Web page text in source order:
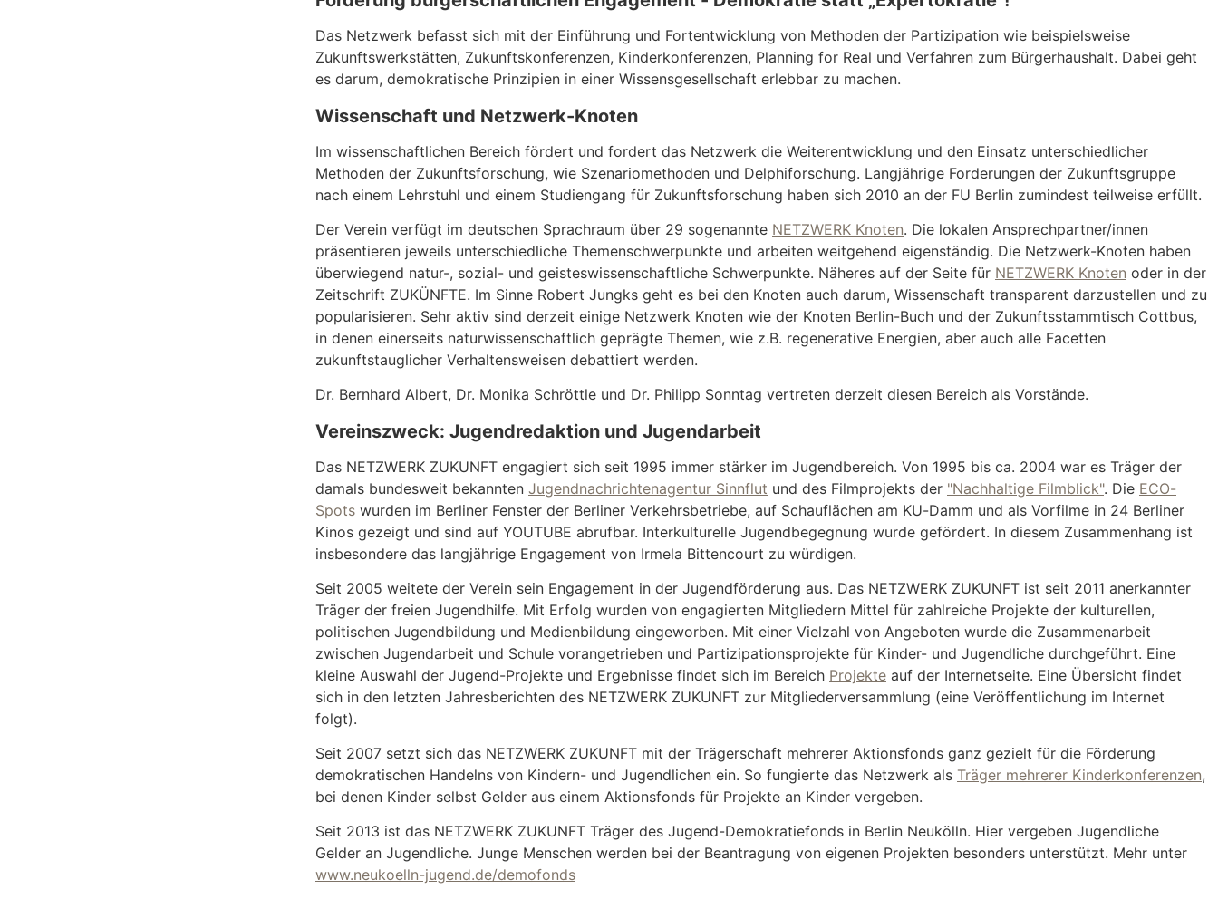
Das Netzwerk befasst sich mit der Einführung und Fortentwicklung von Methoden der Partizipation wie beispielsweise
Zukunftswerkstätten, Zukunftskonferenzen, Kinderkonferenzen, Planning for Real und Verfahren zum Bürgerhaushalt. Dabei geht
es darum, demokratische Prinzipien in einer Wissensgesellschaft erlebbar zu machen.
Wissenschaft und Netzwerk-Knoten
Im wissenschaftlichen Bereich fördert und fordert das Netzwerk die Weiterentwicklung und den Einsatz unterschiedlicher
Methoden der Zukunftsforschung, wie Szenariomethoden und Delphiforschung. Langjährige Forderungen der Zukunftsgruppe
nach einem Lehrstuhl und einem Studiengang für Zukunftsforschung haben sich 2010 an der FU Berlin zumindest teilweise erfüllt.
Der Verein verfügt im deutschen Sprachraum über 29 sogenannte NETZWERK Knoten. Die lokalen Ansprechpartner/innen
präsentieren jeweils unterschiedliche Themenschwerpunkte und arbeiten weitgehend eigenständig. Die Netzwerk-Knoten haben
überwiegend natur-, sozial- und geisteswissenschaftliche Schwerpunkte. Näheres auf der Seite für NETZWERK Knoten oder in der
Zeitschrift ZUKÜNFTE. Im Sinne Robert Jungks geht es bei den Knoten auch darum, Wissenschaft transparent darzustellen und zu
popularisieren. Sehr aktiv sind derzeit einige Netzwerk Knoten wie der Knoten Berlin-Buch und der Zukunftsstammtisch Cottbus,
in denen einerseits naturwissenschaftlich geprägte Themen, wie z.B. regenerative Energien, aber auch alle Facetten
zukunftstauglicher Verhaltensweisen debattiert werden.
Dr. Bernhard Albert, Dr. Monika Schröttle und Dr. Philipp Sonntag vertreten derzeit diesen Bereich als Vorstände.
Vereinszweck: Jugendredaktion und Jugendarbeit
Das NETZWERK ZUKUNFT engagiert sich seit 1995 immer stärker im Jugendbereich. Von 1995 bis ca. 2004 war es Träger der
damals bundesweit bekannten Jugendnachrichtenagentur Sinnflut und des Filmprojekts der "Nachhaltige Filmblick". Die ECO-
Spots wurden im Berliner Fenster der Berliner Verkehrsbetriebe, auf Schauflächen am KU-Damm und als Vorfilme in 24 Berliner
Kinos gezeigt und sind auf YOUTUBE abrufbar. Interkulturelle Jugendbegegnung wurde gefördert. In diesem Zusammenhang ist
insbesondere das langjährige Engagement von Irmela Bittencourt zu würdigen.
Seit 2005 weitete der Verein sein Engagement in der Jugendförderung aus. Das NETZWERK ZUKUNFT ist seit 2011 anerkannter
Träger der freien Jugendhilfe. Mit Erfolg wurden von engagierten Mitgliedern Mittel für zahlreiche Projekte der kulturellen,
politischen Jugendbildung und Medienbildung eingeworben. Mit einer Vielzahl von Angeboten wurde die Zusammenarbeit
zwischen Jugendarbeit und Schule vorangetrieben und Partizipationsprojekte für Kinder- und Jugendliche durchgeführt. Eine
kleine Auswahl der Jugend-Projekte und Ergebnisse findet sich im Bereich Projekte auf der Internetseite. Eine Übersicht findet
sich in den letzten Jahresberichten des NETZWERK ZUKUNFT zur Mitgliederversammlung (eine Veröffentlichung im Internet
folgt).
Seit 2007 setzt sich das NETZWERK ZUKUNFT mit der Trägerschaft mehrerer Aktionsfonds ganz gezielt für die Förderung
demokratischen Handelns von Kindern- und Jugendlichen ein. So fungierte das Netzwerk als Träger mehrerer Kinderkonferenzen,
bei denen Kinder selbst Gelder aus einem Aktionsfonds für Projekte an Kinder vergeben.
Seit 2013 ist das NETZWERK ZUKUNFT Träger des Jugend-Demokratiefonds in Berlin Neukölln. Hier vergeben Jugendliche
Gelder an Jugendliche. Junge Menschen werden bei der Beantragung von eigenen Projekten besonders unterstützt. Mehr unter
www.neukoelln-jugend.de/demofonds